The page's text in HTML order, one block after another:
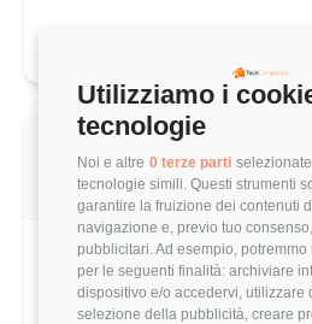
Utilizziamo i
tecnologie
Noi e altre 0 terze parti
tecnologie simili. Questi strumenti
garantire la fruizione dei contenuti
navigazione e, previo tuo
pubblicitari. Ad esempio, potremmo
per le seguenti finalità: archiviare
dispositivo e/o accedervi, utilizzare
selezione della pubblicità, creare
Valutazione complessiva
questo utente
3.0/5 Basato su 4